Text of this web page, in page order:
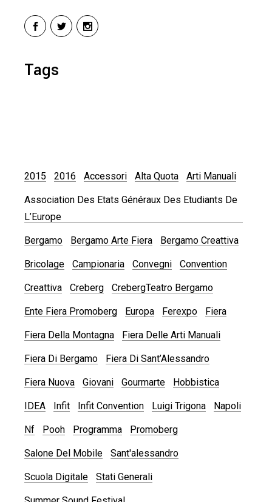
Tags
2015 2016 Accessori Alta Quota Arti Manuali
Association Des Etats Généraux Des Etudiants De
L’Europe
Bergamo Bergamo Arte Fiera Bergamo Creattiva
Bricolage Campionaria Convegni Convention
Creattiva Creberg CrebergTeatro Bergamo
Ente Fiera Promoberg Europa Ferexpo Fiera
Fiera Della Montagna Fiera Delle Arti Manuali
Fiera Di Bergamo Fiera Di Sant’Alessandro
Fiera Nuova Giovani Gourmarte Hobbistica
IDEA Infit Infit Convention Luigi Trigona Napoli
Nf Pooh Programma Promoberg
Salone Del Mobile Sant'alessandro
Scuola Digitale Stati Generali